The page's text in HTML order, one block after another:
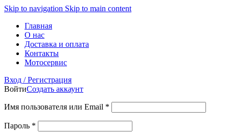
Skip to navigation Skip to main content
Главная
О нас
Доставка и оплата
Контакты
Мотосервис
Вход / Регистрация
ВойтиСоздать аккаунт
Имя пользователя или Email *
Пароль *